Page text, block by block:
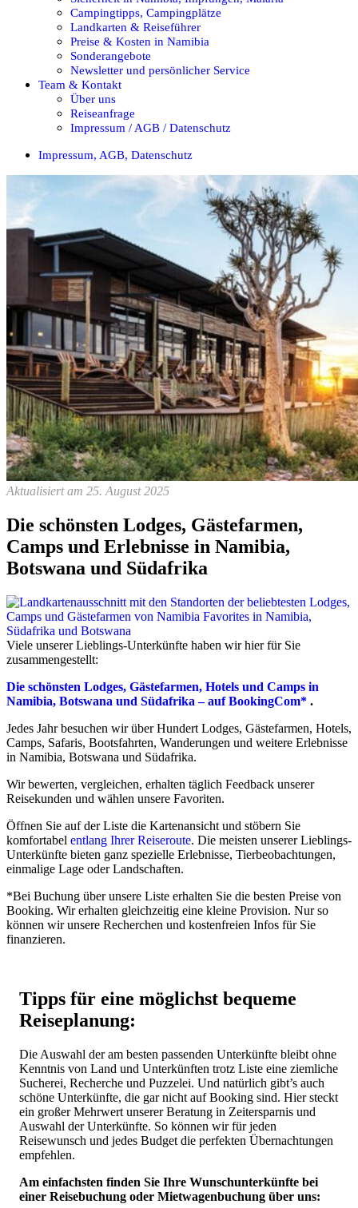
Campingtipps, Campingplätze
Landkarten & Reiseführer
Preise & Kosten in Namibia
Sonderangebote
Newsletter und persönlicher Service
Team & Kontakt
Über uns
Reiseanfrage
Impressum / AGB / Datenschutz
Impressum, AGB, Datenschutz
Aktualisiert am 25. August 2025
Die schönsten Lodges, Gästefarmen,
Camps und Erlebnisse in Namibia,
Botswana und Südafrika
Viele unserer Lieblings-Unterkünfte haben wir hier für Sie
zusammengestellt:
Die schönsten Lodges, Gästefarmen, Hotels und Camps in
Namibia, Botswana und Südafrika – auf BookingCom* .
Jedes Jahr besuchen wir über Hundert Lodges, Gästefarmen, Hotels,
Camps, Safaris, Bootsfahrten, Wanderungen und weitere Erlebnisse
in Namibia, Botswana und Südafrika.
Wir bewerten, vergleichen, erhalten täglich Feedback unserer
Reisekunden und wählen unsere Favoriten.
Öffnen Sie auf der Liste die Kartenansicht und stöbern Sie
komfortabel entlang Ihrer Reiseroute. Die meisten unserer Lieblings-
Unterkünfte bieten ganz spezielle Erlebnisse, Tierbeobachtungen,
einmalige Lage oder Landschaften.
*Bei Buchung über unsere Liste erhalten Sie die besten Preise von
Booking. Wir erhalten gleichzeitig eine kleine Provision. Nur so
können wir unsere Recherchen und kostenfreien Infos für Sie
finanzieren.
Tipps für eine möglichst bequeme
Reiseplanung:
Die Auswahl der am besten passenden Unterkünfte bleibt ohne
Kenntnis von Land und Unterkünften trotz Liste eine ziemliche
Sucherei, Recherche und Puzzelei. Und natürlich gibt’s auch
schöne Unterkünfte, die gar nicht auf Booking sind. Hier steckt
ein großer Mehrwert unserer Beratung in Zeitersparnis und
Auswahl der Unterkünfte. So können wir für jeden
Reisewunsch und jedes Budget die perfekten Übernachtungen
empfehlen.
Am einfachsten finden Sie Ihre Wunschunterkünfte bei
einer Reisebuchung oder Mietwagenbuchung über uns: